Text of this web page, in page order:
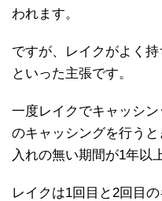
われます。
ですが、レイクがよく
といった主張です。
一度レイクでキャッシ
のキャッシングを行う
入れの無い期間が1年以
レイクは1回目と2回目